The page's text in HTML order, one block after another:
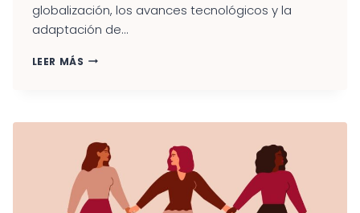
globalización, los avances tecnológicos y la
adaptación de...
LEER MÁS NUEVAS
Y
IMPACTO
EN
ECONOMÍA